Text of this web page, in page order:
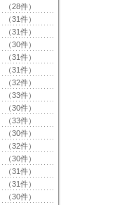
（28件）
（31件）
（31件）
（30件）
（31件）
（31件）
（32件）
（33件）
（30件）
（33件）
（30件）
（32件）
（30件）
（31件）
（31件）
（30件）